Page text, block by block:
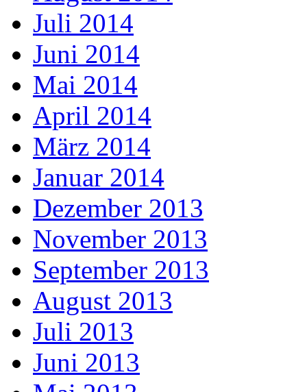
Juli 2014
Juni 2014
Mai 2014
April 2014
März 2014
Januar 2014
Dezember 2013
November 2013
September 2013
August 2013
Juli 2013
Juni 2013